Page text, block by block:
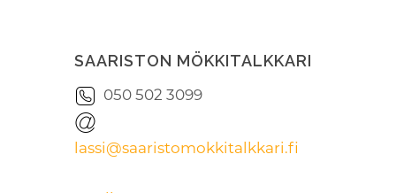
SAARISTON MÖKKITALKKARI
050 502 3099
lassi@saaristomokkitalkkari.fi